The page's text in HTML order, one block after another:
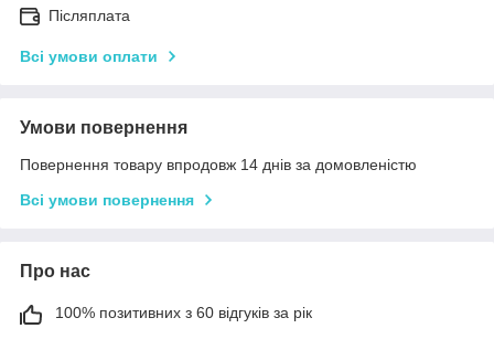
Післяплата
Всі умови оплати
Умови повернення
Повернення товару впродовж 14 днів за домовленістю
Всі умови повернення
Про нас
100% позитивних з 60 відгуків за рік